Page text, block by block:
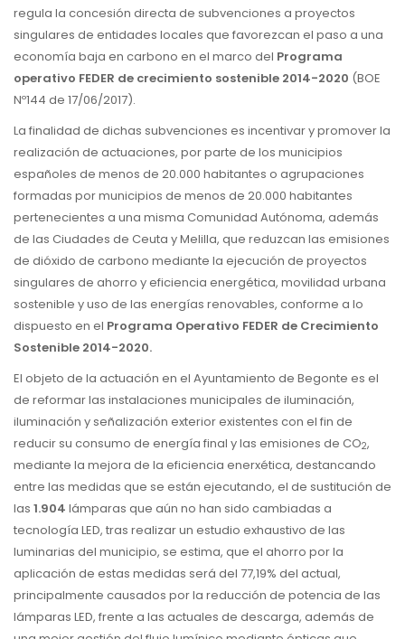
regula la concesión directa de subvenciones a proyectos
singulares de entidades locales que favorezcan el paso a una
economía baja en carbono en el marco del Programa
operativo FEDER de crecimiento sostenible 2014-2020 (BOE
Nº144 de 17/06/2017).
La finalidad de dichas subvenciones es incentivar y promover la
realización de actuaciones, por parte de los municipios
españoles de menos de 20.000 habitantes o agrupaciones
formadas por municipios de menos de 20.000 habitantes
pertenecientes a una misma Comunidad Autónoma, además
de las Ciudades de Ceuta y Melilla, que reduzcan las emisiones
de dióxido de carbono mediante la ejecución de proyectos
singulares de ahorro y eficiencia energética, movilidad urbana
sostenible y uso de las energías renovables, conforme a lo
dispuesto en el Programa Operativo FEDER de Crecimiento
Sostenible 2014-2020.
El objeto de la actuación en el Ayuntamiento de Begonte es el
de reformar las instalaciones municipales de iluminación,
iluminación y señalización exterior existentes con el fin de
reducir su consumo de energía final y las emisiones de CO2,
mediante la mejora de la eficiencia enerxética, destancando
entre las medidas que se están ejecutando, el de sustitución de
las 1.904 lámparas que aún no han sido cambiadas a
tecnología LED, tras realizar un estudio exhaustivo de las
luminarias del municipio, se estima, que el ahorro por la
aplicación de estas medidas será del 77,19% del actual,
principalmente causados por la reducción de potencia de las
lámparas LED, frente a las actuales de descarga, además de